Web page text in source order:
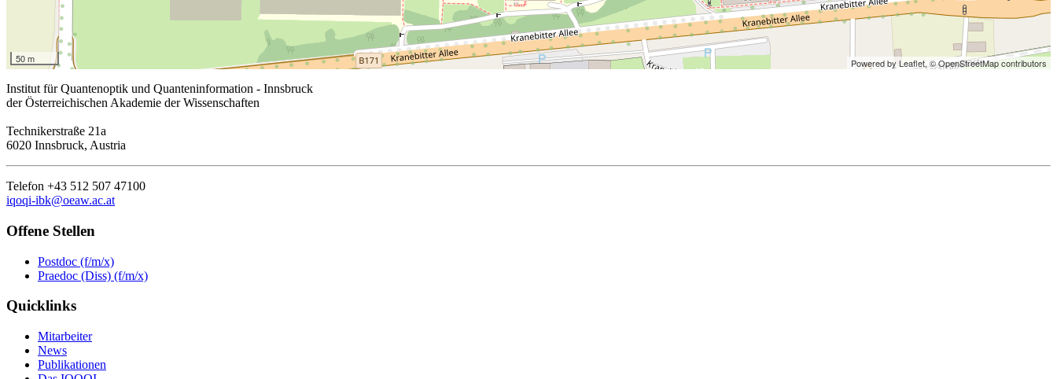
50 m Powered by Leaflet, © OpenStreetMap contributors
Institut für Quantenoptik und Quanteninformation - Innsbruck
der Österreichischen Akademie der Wissenschaften
Technikerstraße 21a
6020 Innsbruck, Austria
Telefon +43 512 507 47100
iqoqi-ibk@oeaw.ac.at
Offene Stellen
Postdoc (f/m/x)
Praedoc (Diss) (f/m/x)
Quicklinks
Mitarbeiter
News
Publikationen